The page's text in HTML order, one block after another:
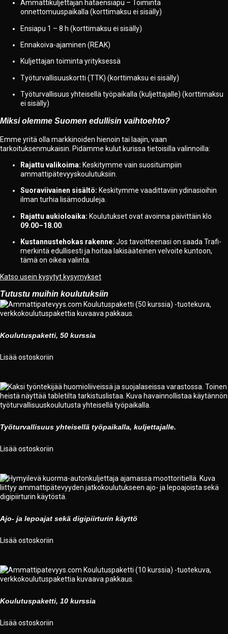
Ammattikuljettajan hätäensiapu – Toiminta
onnettomuuspaikalla (korttimaksu ei sisälly)
Ensiapu 1 – 8 h (korttimaksu ei sisälly)
Ennakoiva-ajaminen (REAK)
Kuljettajan toiminta yrityksessä
Työturvallisuuskortti (TTK) (korttimaksu ei sisälly)
Työturvallisuus yhteisellä työpaikalla (kuljettajalle) (korttimaksu
ei sisälly)
Miksi olemme Suomen edullisin vaihtoehto?
Emme yritä olla markkinoiden hienoin tai laajin, vaan
tarkoituksenmukaisin. Pidämme kulut kurissa tietoisilla valinnoilla:
Rajattu valikoima: Keskitymme vain suosituimpiin
ammattipätevyyskoulutuksiin.
Suoraviivainen sisältö: Keskitymme vaadittaviin ydinasioihin
ilman turhia lisämoduuleja.
Rajattu aukioloaika: Koulutukset ovat avoinna päivittäin klo
09.00–18.00
Kustannustehokas rakenne: Jos tavoitteenasi on saada Trafi-
merkintä edullisesti ja hoitaa lakisääteinen velvoite kuntoon,
tämä on oikea valinta.
Katso usein kysytyt kysymykset
Tutustu muihin koulutuksiin
Koulutuspaketti, 50 kurssia
Lisää ostoskoriin
Työturvallisuus yhteisellä työpaikalla, kuljettajalle.
Lisää ostoskoriin
Ajo- ja lepoajat sekä digipiirturin käyttö
Lisää ostoskoriin
Koulutuspaketti, 10 kurssia
Lisää ostoskoriin